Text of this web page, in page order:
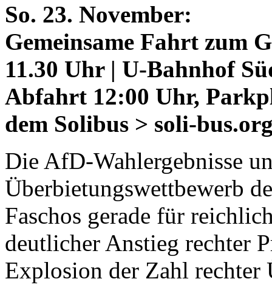
So. 23. November:
Gemeinsame Fahrt zum
11.30 Uhr | U-Bahnhof
Abfahrt 12:00 Uhr,
dem Solibus > soli-
Die AfD-Wahlergebnisse
Überbietungswettbewerb
Faschos gerade für
deutlicher Anstieg rechter
Explosion der Zahl rechter